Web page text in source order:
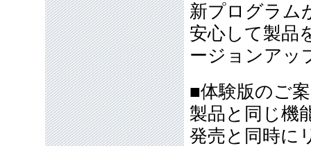
新プログラム
安心して製品
ージョンアッ
■体験版のご
製品と同じ機
発売と同時に